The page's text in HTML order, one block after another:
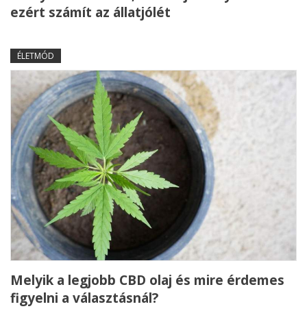
ezért számít az állatjólét
ÉLETMÓD
Melyik a legjobb CBD olaj és mire érdemes
figyelni a választásnál?